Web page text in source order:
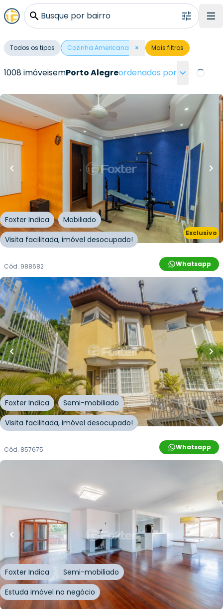
Busque por bairro
Todos os tipos Cozinha Americana × Mais filtros
1008 imóveisemPorto Alegreordenados por
Exclusivo
330.000,00
R$297.000,00
m² quarto • banheiro
vaga
Apartamento • Engenho
Avenida Coronel Lucas de Oliveira
Petrópolis,Porto
Alegre
Foxter Indica
Mobiliado
Visita facilitada, imóvel desocupado!
Whatsapp
Cód. 988682
R$ 1.196.000,00
R$1.076.400,00
10% OFF
251m²•4quartos banheiros•4
vagas
Casa em Condomínio • Condomínio Residencial
Saint Claire
Rua Quatorze de Julho,Boa Vista,Porto Alegre
Foxter Indica
Semi-mobiliado
Visita facilitada, imóvel desocupado!
Whatsapp
Cód. 857675
2.200.000,00
•8banheiros
vagas
Casa
Rua Professor Xavier Simões,Sétimo Céu , Porto
Alegre
Foxter Indica
Semi-mobiliado
Estuda imóvel no negócio